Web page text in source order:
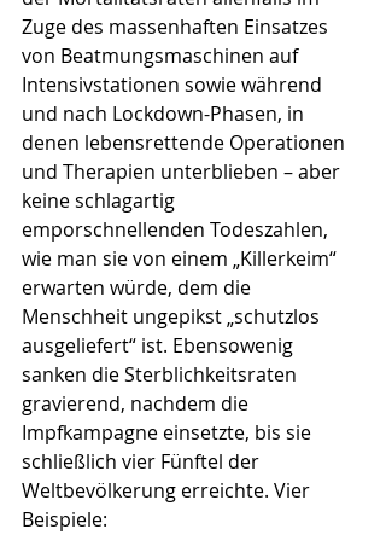
Zuge des massenhaften Einsatzes
von Beatmungsmaschinen auf
Intensivstationen sowie während
und nach Lockdown-Phasen, in
denen lebensrettende Operationen
und Therapien unterblieben – aber
keine schlagartig
emporschnellenden Todeszahlen,
wie man sie von einem „Killerkeim“
erwarten würde, dem die
Menschheit ungepikst „schutzlos
ausgeliefert“ ist. Ebensowenig
sanken die Sterblichkeitsraten
gravierend, nachdem die
Impfkampagne einsetzte, bis sie
schließlich vier Fünftel der
Weltbevölkerung erreichte. Vier
Beispiele: